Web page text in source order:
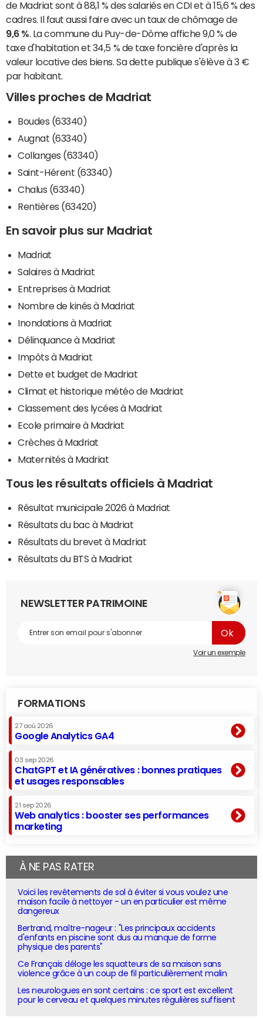
de Madriat sont à 88,1 % des salariés en CDI et à 15,6 % des
cadres. Il faut aussi faire avec un taux de chômage de
9,6 % . La commune du Puy-de-Dôme affiche 9,0 % de
taxe d'habitation et 34,5 % de taxe foncière d'après la
valeur locative des biens. Sa dette publique s'élève à 3 €
par habitant.
Villes proches de Madriat
Boudes (63340)
Augnat (63340)
Collanges (63340)
Saint-Hérent (63340)
Chalus (63340)
Rentières (63420)
En savoir plus sur Madriat
Madriat
Salaires à Madriat
Entreprises à Madriat
Nombre de kinés à Madriat
Inondations à Madriat
Délinquance à Madriat
Impôts à Madriat
Dette et budget de Madriat
Climat et historique météo de Madriat
Classement des lycées à Madriat
Ecole primaire à Madriat
Crèches à Madriat
Maternités à Madriat
Tous les résultats officiels à Madriat
Résultat municipale 2026 à Madriat
Résultats du bac à Madriat
Résultats du brevet à Madriat
Résultats du BTS à Madriat
NEWSLETTER PATRIMOINE
Voir un exemple
FORMATIONS
27 aoû 2026
Google Analytics GA4
03 sep 2026
ChatGPT et IA génératives : bonnes pratiques
et usages responsables
21 sep 2026
Web analytics : booster ses performances
marketing
À NE PAS RATER
Voici les revêtements de sol à éviter si vous voulez une
maison facile à nettoyer - un en particulier est même
dangereux
Bertrand, maître-nageur : "Les principaux accidents
d'enfants en piscine sont dus au manque de forme
physique des parents"
Ce Français déloge les squatteurs de sa maison sans
violence grâce à un coup de fil particulièrement malin
Les neurologues en sont certains : ce sport est excellent
pour le cerveau et quelques minutes régulières suffisent